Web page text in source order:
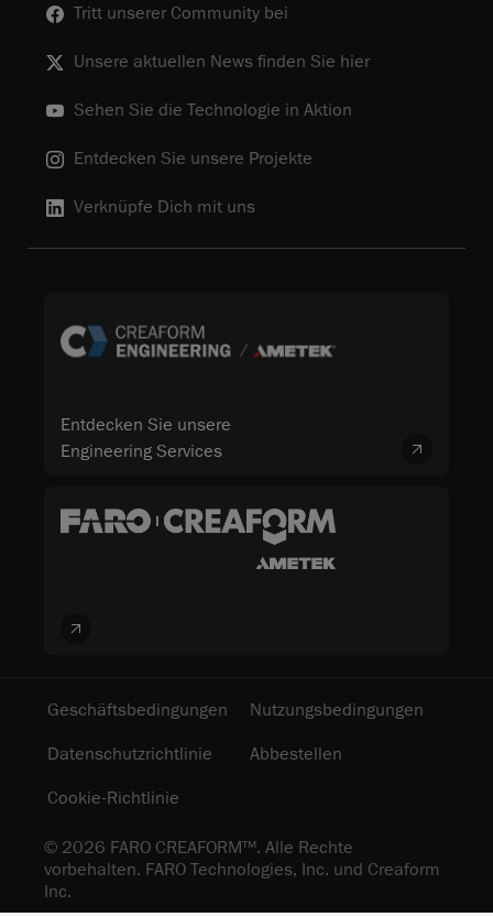
Tritt unserer Community bei
Unsere aktuellen News finden Sie hier
Sehen Sie die Technologie in Aktion
Entdecken Sie unsere Projekte
Verknüpfe Dich mit uns
Entdecken Sie unsere
Engineering Services
© 2026 FARO CREAFORM™. Alle Rechte
vorbehalten. FARO Technologies, Inc. und Creaform
Inc.
Geschäftsbedingungen
Nutzungsbedingungen
Datenschutzrichtlinie
Abbestellen
Cookie-Richtlinie